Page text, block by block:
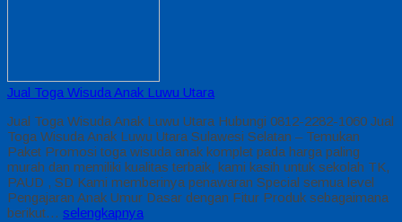
Jual Toga Wisuda Anak Luwu Utara
Jual Toga Wisuda Anak Luwu Utara Hubungi 0812-2282-1060 Jual
Toga Wisuda Anak Luwu Utara Sulawesi Selatan – Temukan
Paket Promosi toga wisuda anak komplet pada harga paling
murah dan memiliki kualitas terbaik, kami kasih untuk sekolah TK,
PAUD , SD Kami memberinya penawaran Special semua level
Pengajaran Anak Umur Dasar dengan Fitur Produk sebagaimana
berikut… selengkapnya